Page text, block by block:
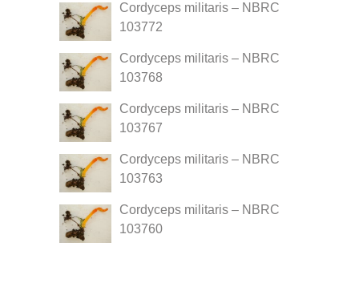
Cordyceps militaris – NBRC
103772
Cordyceps militaris – NBRC
103768
Cordyceps militaris – NBRC
103767
Cordyceps militaris – NBRC
103763
Cordyceps militaris – NBRC
103760